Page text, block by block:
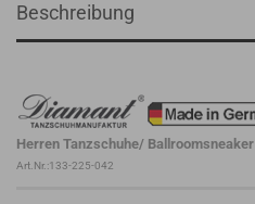
Beschreibung
Herren Tanzschuhe/ Ballroomsneaker
Art.Nr.:133-225-042